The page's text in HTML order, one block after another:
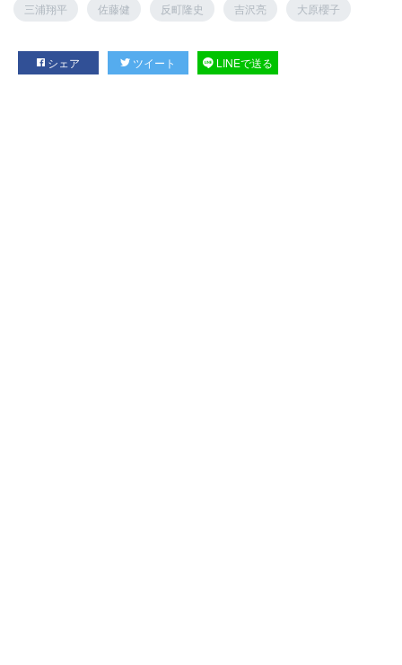
三浦翔平 佐藤健 反町隆史 吉沢亮 大原櫻子
シェア ツイート LINEで送る